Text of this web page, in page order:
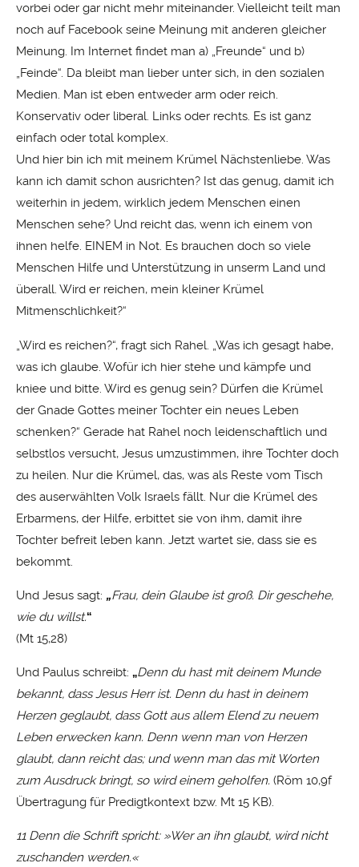
vorbei oder gar nicht mehr miteinander. Vielleicht teilt man
noch auf Facebook seine Meinung mit anderen gleicher
Meinung. Im Internet findet man a) „Freunde“ und b)
„Feinde“. Da bleibt man lieber unter sich, in den sozialen
Medien. Man ist eben entweder arm oder reich.
Konservativ oder liberal. Links oder rechts. Es ist ganz
einfach oder total komplex.
Und hier bin ich mit meinem Krümel Nächstenliebe. Was
kann ich damit schon ausrichten? Ist das genug, damit ich
weiterhin in jedem, wirklich jedem Menschen einen
Menschen sehe? Und reicht das, wenn ich einem von
ihnen helfe. EINEM in Not. Es brauchen doch so viele
Menschen Hilfe und Unterstützung in unserm Land und
überall. Wird er reichen, mein kleiner Krümel
Mitmenschlichkeit?“
„Wird es reichen?“, fragt sich Rahel. „Was ich gesagt habe,
was ich glaube. Wofür ich hier stehe und kämpfe und
kniee und bitte. Wird es genug sein? Dürfen die Krümel
der Gnade Gottes meiner Tochter ein neues Leben
schenken?“ Gerade hat Rahel noch leidenschaftlich und
selbstlos versucht, Jesus umzustimmen, ihre Tochter doch
zu heilen. Nur die Krümel, das, was als Reste vom Tisch
des auserwählten Volk Israels fällt. Nur die Krümel des
Erbarmens, der Hilfe, erbittet sie von ihm, damit ihre
Tochter befreit leben kann. Jetzt wartet sie, dass sie es
bekommt.
Und Jesus sagt: „Frau, dein Glaube ist groß. Dir geschehe,
wie du willst.“
(Mt 15,28)
Und Paulus schreibt: „Denn du hast mit deinem Munde
bekannt, dass Jesus Herr ist. Denn du hast in deinem
Herzen geglaubt, dass Gott aus allem Elend zu neuem
Leben erwecken kann. Denn wenn man von Herzen
glaubt, dann reicht das; und wenn man das mit Worten
zum Ausdruck bringt, so wird einem geholfen. (Röm 10,9f
Übertragung für Predigtkontext bzw. Mt 15 KB).
11 Denn die Schrift spricht: »Wer an ihn glaubt, wird nicht
zuschanden werden.«